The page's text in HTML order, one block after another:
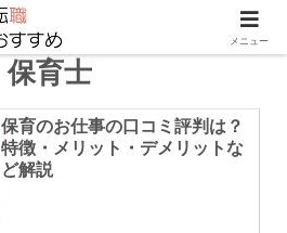
保育士
保育のお仕事の口コミ評判は？
特徴・メリット・デメリットな
ど解説
メニュー